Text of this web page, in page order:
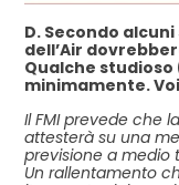
D. Secondo
dell’Air
Qualche
minimamente.
Il FMI prevede che
attesterà su una
previsione a medio
Un rallentamento